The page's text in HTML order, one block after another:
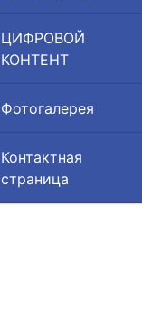
ЦИФРОВОЙ
КОНТЕНТ
Фотогалерея
Контактная
страница